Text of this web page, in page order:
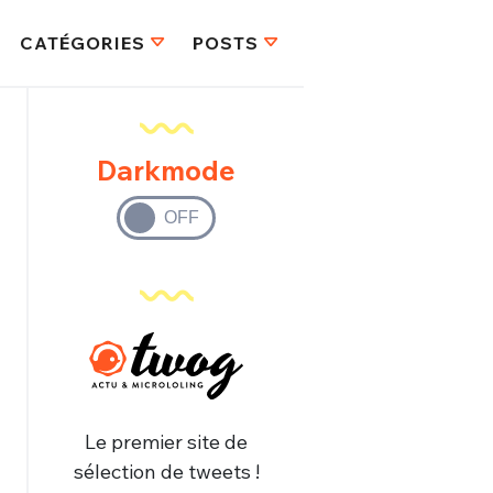
CATÉGORIES POSTS
Darkmode
Le premier site de
sélection de tweets !